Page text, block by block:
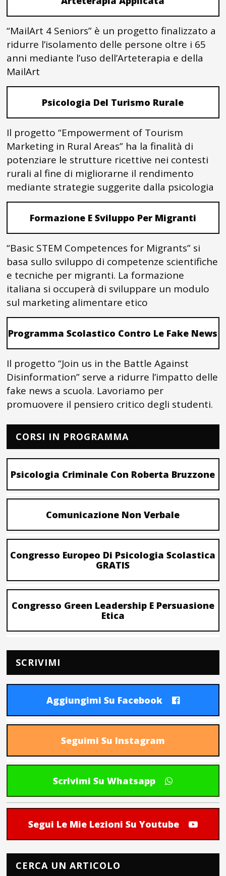
“MailArt 4 Seniors” è un progetto finalizzato a
ridurre l’isolamento delle persone oltre i 65
anni mediante l’uso dell’Arteterapia e della
MailArt
Psicologia Del Turismo Rurale
Il progetto “Empowerment of Tourism
Marketing in Rural Areas” ha la finalità di
potenziare le strutture ricettive nei contesti
rurali al fine di migliorarne il rendimento
mediante strategie suggerite dalla psicologia
Formazione E Sviluppo Per Migranti
“Basic STEM Competences for Migrants” si
basa sullo sviluppo di competenze scientifiche
e tecniche per migranti. La formazione
italiana si occuperà di sviluppare un modulo
sul marketing alimentare etico
Programma Scolastico Contro Le Fake News
Il progetto “Join us in the Battle Against
Disinformation” serve a ridurre l’impatto delle
fake news a scuola. Lavoriamo per
promuovere il pensiero critico degli studenti.
CORSI IN PROGRAMMA
Psicologia Criminale Con Roberta Bruzzone
Comunicazione Non Verbale
Congresso Europeo Di Psicologia Scolastica
GRATIS
Congresso Green Leadership E Persuasione
Etica
SCRIVIMI
Aggiungimi Su Facebook
Seguimi Su Instagram
Scrivimi Su Whatsapp
Segui Le Mie Lezioni Su Youtube
CERCA UN ARTICOLO